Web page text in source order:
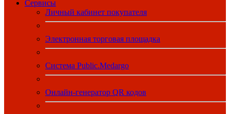
Сервисы
Личный кабинет покупателя
Электронная торговая площадка
Система Public.Medargo
Онлайн-генератор QR кодов